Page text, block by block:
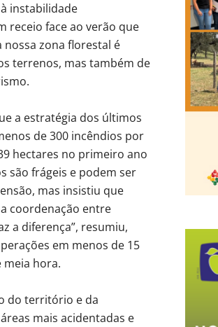
instabilidade
receio face ao verão que
zona florestal é
terrenos, mas também de
a estratégia dos últimos
de 300 incêndios por
hectares no primeiro ano
são frágeis e podem ser
mas insistiu que
coordenação entre
a diferença”, resumiu,
em menos de 15
meia hora.
do território e da
mais acidentadas e